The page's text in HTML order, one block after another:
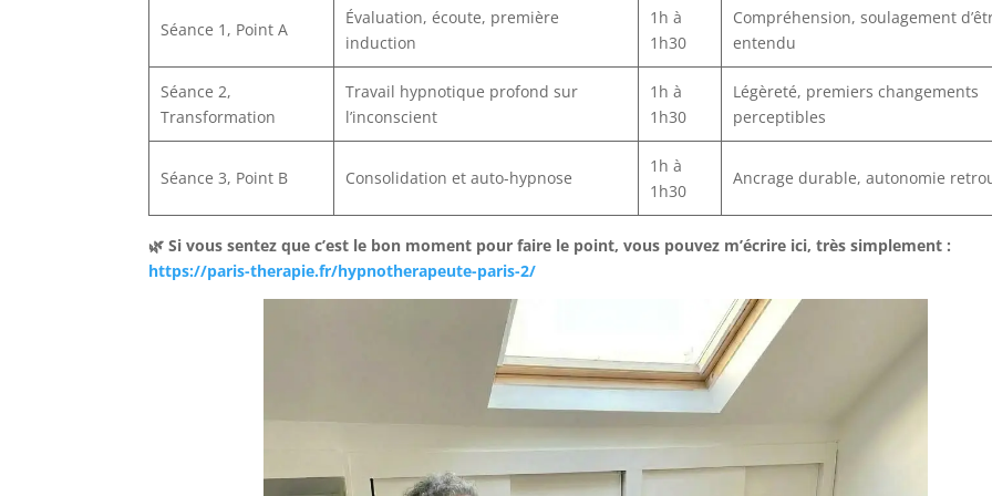
Séance 1, Point A
Évaluation, écoute, première
induction
1h à
1h30
Compréhension, soulagement
entendu
Séance 2,
Transformation
Travail hypnotique profond sur
l’inconscient
1h à
1h30
Légèreté, premiers changements
perceptibles
Séance 3, Point B Consolidation et auto-hypnose
1h à
1h30
Ancrage durable, autonomie
🌿 Si vous sentez que c’est le bon moment pour faire le point, vous pouvez m’écrire ici, très simplement :
https://paris-therapie.fr/hypnotherapeute-paris-2/